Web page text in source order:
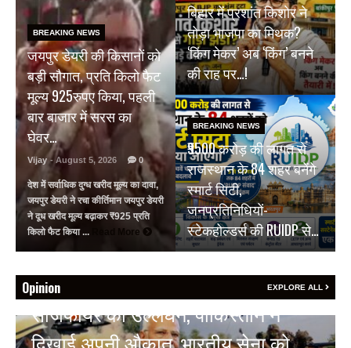
BREAKING NEWS
जयपुर डेयरी की किसानों को
बड़ी सौगात, प्रति किलो फैट
मूल्य 925रुपए किया, पहली
बार बाजार में सरस का
घेवर…
Vijay - August 5, 2026 0
देश में सर्वाधिक दुग्ध खरीद मूल्य का दावा,
जयपुर डेयरी ने रचा कीर्तिमान जयपुर डेयरी
ने दूध खरीद मूल्य बढ़ाकर ₹925 प्रति
किलो फैट किया ...
Read More
बिहार में प्रशांत किशोर ने
तोड़ा भाजपा का मिथक?
‘किंग मेकर’ अब ‘किंग’ बनने
की राह पर…!
BREAKING NEWS
₹9500 करोड़ की लागत से
राजस्थान के 84 शहर बनेंगे
स्मार्ट सिटी,
जनप्रतिनिधियों-
स्टेकहोल्डर्स की RUIDP से…
Opinion EXPLORE ALL
HOT NEWS
अल्बर्ट हॉल पर राजस्थान दिवस समारोह,